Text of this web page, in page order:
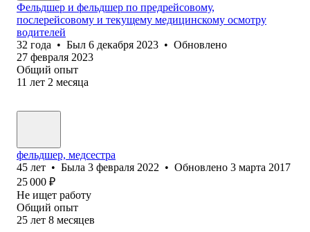
Фельдшер и фельдшер по предрейсовому,
послерейсовому и текущему медицинскому осмотру
водителей
32 года • Был 6 декабря 2023 • Обновлено
27 февраля 2023
Общий опыт
11 лет 2 месяца
фельдшер, медсестра
45 лет • Была 3 февраля 2022 • Обновлено 3 марта 2017
25 000 ₽
Не ищет работу
Общий опыт
25 лет 8 месяцев